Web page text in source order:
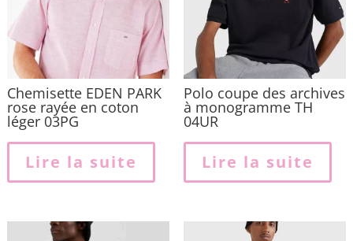
Chemisette EDEN PARK
rose rayée en coton
léger 03PG
Lire la suite
Polo coupe des archives
à monogramme TH
04UR
Lire la suite